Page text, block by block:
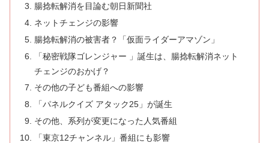
腸捻転解消を目論む朝日新聞社
ネットチェンジの影響
腸捻転解消の被害者？「仮面ライダーアマゾン」
「秘密戦隊ゴレンジャー 」誕生は、腸捻転解消ネット
チェンジのおかげ？
その他の子ども番組への影響
「パネルクイズ アタック25」が誕生
その他、系列が変更になった人気番組
「東京12チャンネル」番組にも影響